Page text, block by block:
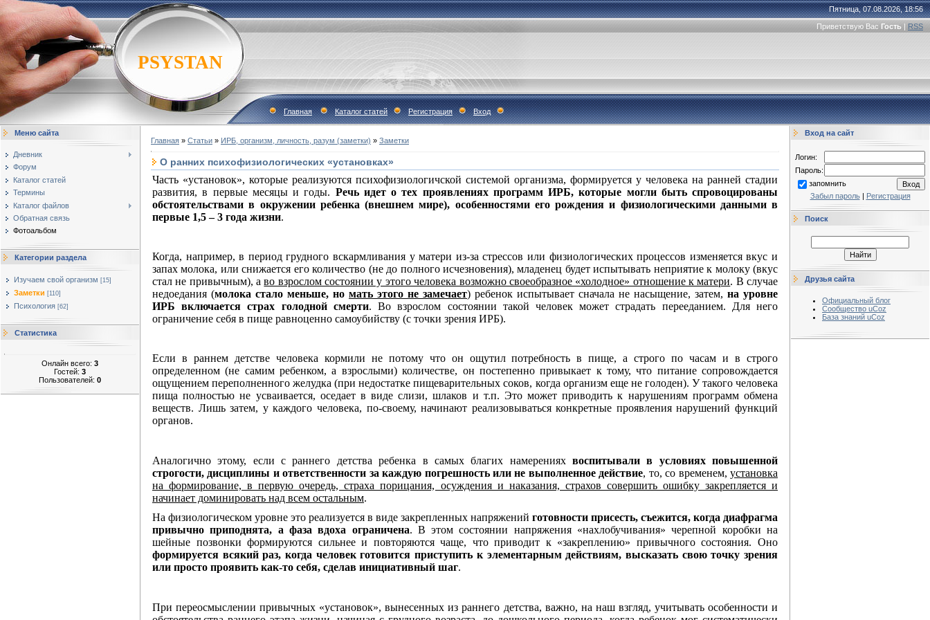
PSYSTAN
Пятница, 07.08.2026, 18:56
Приветствую Вас Гость | RSS
Главная Каталог статей Регистрация Вход
Меню сайта
Дневник
Форум
Каталог статей
Термины
Каталог файлов
Обратная связь
Фотоальбом
Категории раздела
Изучаем свой организм [15]
Заметки [110]
Психология [62]
Статистика
Онлайн всего: 3
Гостей: 3
Пользователей: 0
Главная » Статьи » ИРБ, организм, личность, разум (заметки) » Заметки
О ранних психофизиологических «установках»
Часть «установок», которые реализуются психофизиологичской системой организма, формируется у человека на ранней стадии
развития, в первые месяцы и годы. Речь идет о тех проявлениях программ ИРБ, которые могли быть спровоцированы
обстоятельствами в окружении ребенка (внешнем мире), особенностями его рождения и физиологическими данными в
первые 1,5 – 3 года жизни.
Когда, например, в период грудного вскармливания у матери из-за стрессов или физиологических процессов изменяется вкус и
запах молока, или снижается его количество (не до полного исчезновения), младенец будет испытывать неприятие к молоку (вкус
стал не привычным), аво взрослом состоянии у этого человека возможно своеобразное «холодное» отношение к матери. В случае
недоедания (молока стало меньше, но мать этого не замечает) ребенок испытывает сначала не насыщение, затем, на уровне
ИРБ включается страх голодной смерти. Во взрослом состоянии такой человек может страдать перееданием. Для него
ограничение себя в пище равноценно самоубийству (с точки зрения ИРБ).
Если в раннем детстве человека кормили не потому что он ощутил потребность в пище, а строго по часам и в строго
определенном (не самим ребенком, а взрослыми) количестве, он постепенно привыкает к тому, что питание сопровождается
ощущением переполненного желудка (при недостатке пищеварительных соков, когда организм еще не голоден). У такого человека
пища полностью не усваивается, оседает в виде слизи, шлаков и т.п. Это может приводить к нарушениям программ обмена
веществ. Лишь затем, у каждого человека, по-своему, начинают реализовываться конкретные проявления нарушений функций
органов.
Аналогично этому, если с раннего детства ребенка в самых благих намерениях воспитывали в условиях повышенной
строгости, дисциплины и ответственности за каждую погрешность или не выполненное действие, то, со временем,установка
на формирование, в первую очередь, страха порицания, осуждения и наказания, страхов совершить ошибку закрепляется и
начинает доминировать над всем остальным.
На физиологическом уровне это реализуется в виде закрепленных напряжений готовности присесть, съежится, когда диафрагма
привычно приподнята, а фаза вдоха ограничена. В этом состоянии напряжения «нахлобучивания» черепной коробки на
шейные позвонки формируются сильнее и повторяются чаще, что приводит к «закреплению» привычного состояния. Оно
формируется всякий раз, когда человек готовится приступить к элементарным действиям, высказать свою точку зрения
или просто проявить как-то себя, сделав инициативный шаг.
При переосмыслении привычных «установок», вынесенных из раннего детства, важно, на наш взгляд, учитывать особенности и
Вход на сайт
Логин:
Пароль:
запомнить
Забыл пароль| Регистрация
Поиск
Друзья сайта
Официальный блог
Сообщество uCoz
База знаний uCoz